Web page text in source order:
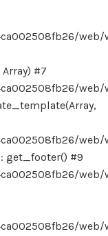
web/
#7
web/
web/
get_footer() #9
web/
web/